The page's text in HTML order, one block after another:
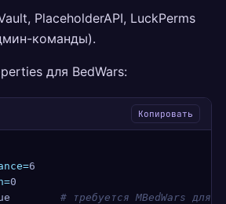
PlaceholderAPI, LuckPerms
команды).
для BedWars:
Копировать
6
0
# требуется MBedWars для